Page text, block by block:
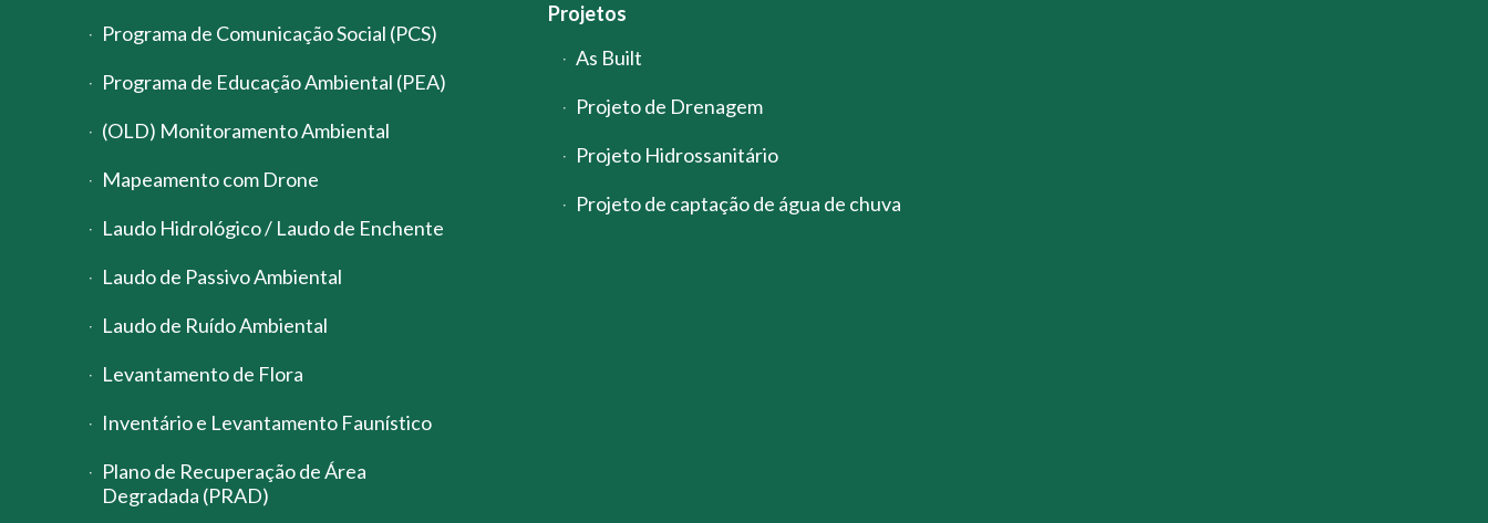
Programa de Comunicação Social (PCS)
Programa de Educação Ambiental (PEA)
(OLD) Monitoramento Ambiental
Mapeamento com Drone
Laudo Hidrológico / Laudo de Enchente
Laudo de Passivo Ambiental
Laudo de Ruído Ambiental
Levantamento de Flora
Inventário e Levantamento Faunístico
Plano de Recuperação de Área
Degradada (PRAD)
Projetos
As Built
Projeto de Drenagem
Projeto Hidrossanitário
Projeto de captação de água de chuva